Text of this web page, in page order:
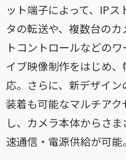
ット端子によって、IP
タの転送や、複数台の
トコントロールなどの
イブ映像制作をはじめ
応。さらに、新デザイ
装着も可能なマルチア
し、カメラ本体からさ
速通信・電源供給が可能。